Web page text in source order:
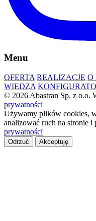
Menu
OFERTA REALIZACJE O
WIEDZA
© 2026 Abastran Sp. z o.o.
prywatności
Używamy plików cookies,
analizować ruch na stronie i
prywatności
Odrzuć Akceptuję